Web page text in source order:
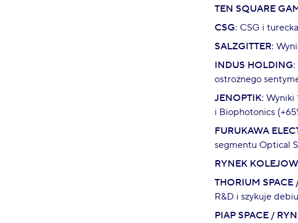
TEN SQUARE
CSG: CSG i
SALZGITTER:
INDUS HOLDING
ostrożnego
JENOPTIK: Wyniki
i Biophotonics
FURUKAWA
segmentu Optical
RYNEK
THORIUM SPACE
R&D i szykuje
PIAP SPACE /